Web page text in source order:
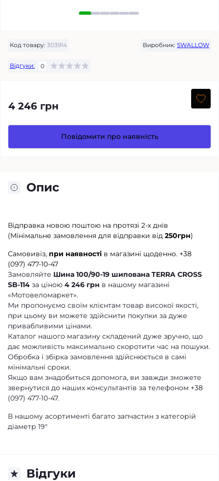
Код товару: 303914 Виробник: SWALLOW
Відгуки: 0
4 246 грн
Повідомити про наявність
Опис
Відправка новою поштою на протязі 2-х днів
(Мінімальне замовлення для відправки від 250грн)
Самовивіз, при наявності в магазині щоденно. +38
(097) 477-10-47
Замовляйте Шина 100/90-19 шипована TERRA CROSS
SB-114 за ціною 4 246 грн в нашому магазині
«Мотовеломаркет».
Ми пропонуємо своїм клієнтам товар високої якості,
при цьому ви можете здійснити покупки за дуже
привабливими цінами.
Каталог нашого магазину складений дуже зручно, що
дає можливість максимально скоротити час на пошуки.
Обробка і збірка замовлення здійснюється в самі
мінімальні сроки.
Якщо вам знадобиться допомога, ви завжди зможете
звернутися до наших консультантів за телефоном +38
(097) 477-10-47.
В нашому асортименті багато запчастин з категорій
діаметр 19"
Відгуки